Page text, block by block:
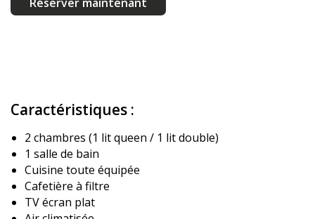
Caractéristiques :
2 chambres (1 lit queen / 1 lit double)
1 salle de bain
Cuisine toute équipée
Cafetière à filtre
TV écran plat